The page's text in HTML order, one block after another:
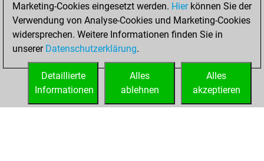
You created
your Fritz account
Fritz
You
account
Studies
Marketing-Cookies eingesetzt werden. Hierkönnen Sie der
Verwendung von Analyse-Cookies und Marketing-Cookies
widersprechen. Weitere Informationen finden Sie in
unserer Datenschutzerklärung.
Alles
akzeptieren
Alles
ablehnen
Detaillierte
Informationen